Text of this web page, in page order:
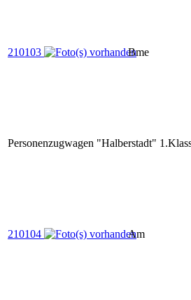
210103 Bme
Personenzugwagen "Halberstadt"
210104 Am